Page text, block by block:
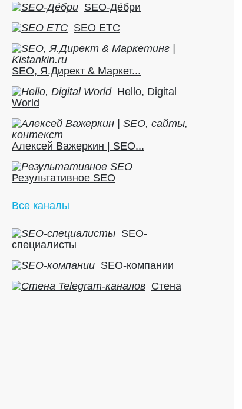
SEO-Де́бри
SEO ETC
SEO, Я.Директ & Маркет...
Hello, Digital
World
Алексей Важеркин | SEO...
Результативное SEO
Все каналы
SEO-
специалисты
SEO-компании
Стена